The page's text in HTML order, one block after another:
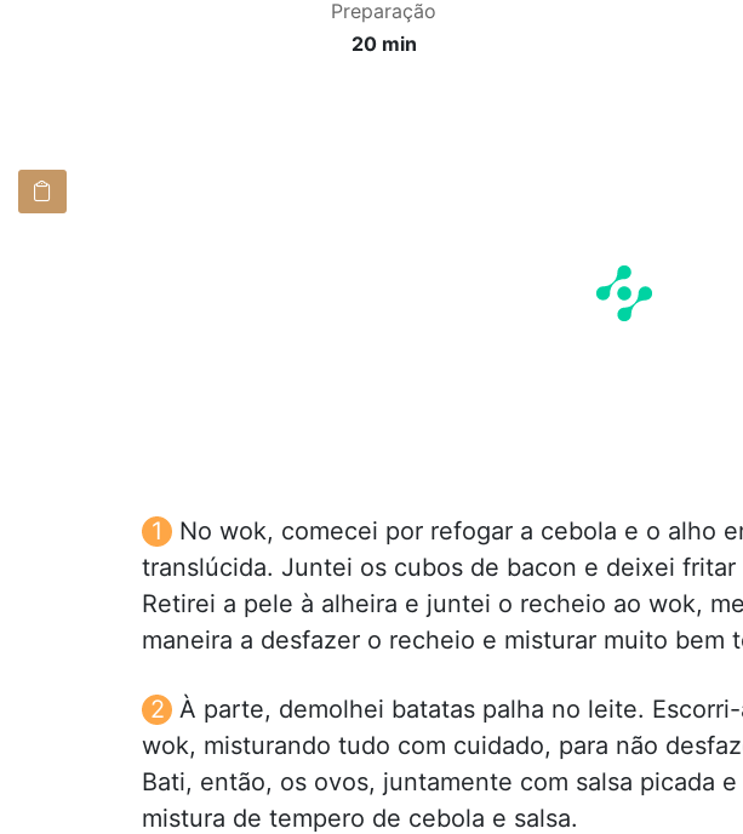
Preparação
20 min
No wok, comecei por refogar a cebola e o alho
translúcida. Juntei os cubos de bacon e deixei fritar
Retirei a pele à alheira e juntei o recheio ao wok,
maneira a desfazer o recheio e misturar muito bem
À parte, demolhei batatas palha no leite.
wok, misturando tudo com cuidado, para não
Bati, então, os ovos, juntamente com salsa picada
mistura de tempero de cebola e salsa.